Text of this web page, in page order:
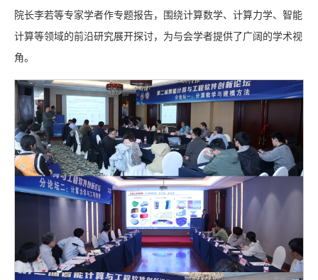
院长李若等专家学者作专题报告，围绕计算数学、计算力学、智能
计算等领域的前沿研究展开探讨，为与会学者提供了广阔的学术视
角。